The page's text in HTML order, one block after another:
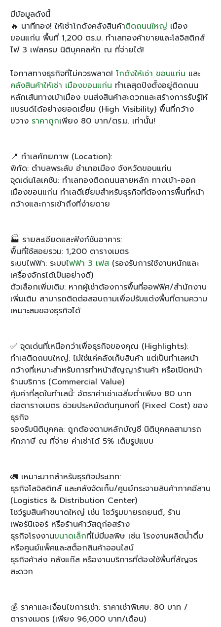
มีข้อมูลดังนี้
🔥 นาทีทอง! ให้เช่าโกดังคลังสินค้าติดถนนใหญ่ เมือง
ขอนแก่น พื้นที่ 1,200 ตร.ม. ทำเลทองค้าขายและโลจิสติกส์
ไฟ 3 เฟสครบ นิติบุคคลหัก ณ ที่จ่ายได้!
โอกาสทางธุรกิจที่ไม่ควรพลาด! โกดังให้เช่า ขอนแก่น และ
คลังสินค้าให้เช่า เมืองขอนแก่น ทำเลสุดปังตั้งอยู่ติดถนน
หลักเส้นทางเข้าเมือง ขนส่งสินค้าสะดวกและสร้างการรับรู้ให้
แบรนด์ได้อย่างยอดเยี่ยม (High Visibility) พื้นที่กว้าง
ขวาง ราคาถูกเพียง 80 บาท/ตร.ม. เท่านั้น!
📍 ทำเลศักยภาพ (Location):
พิกัด: ตำบลพระลับ อำเภอเมือง จังหวัดขอนแก่น
จุดเด่นโลเคชัน: ทำเลทองติดถนนสายหลัก ทางเข้า-ออก
เมืองขอนแก่น ทำเลดีเยี่ยมสำหรับธุรกิจที่ต้องการพื้นที่หน้า
กว้างและการเข้าถึงที่ง่ายดาย
🏭 รายละเอียดและฟังก์ชันอาคาร:
พื้นที่ใช้สอยรวม: 1,200 ตารางเมตร
ระบบไฟฟ้า: ระบบไฟฟ้า 3 เฟส(รองรับการใช้งานหนักและ
เครื่องจักรได้เป็นอย่างดี)
ตัวเลือกเพิ่มเติม: หากผู้เช่าต้องการพื้นที่ออฟฟิศ/สำนักงาน
เพิ่มเติม สามารถติดต่อสอบถามเพื่อปรับแต่งพื้นที่ตามความ
เหมาะสมของธุรกิจได้
✅ จุดเด่นที่เหนือกว่าเพื่อธุรกิจของคุณ (Highlights):
ทำเลติดถนนใหญ่: ไม่ใช่แค่คลังเก็บสินค้า แต่เป็นทำเลหน้า
กว้างที่เหมาะสำหรับการทำหน้าสัญญาร้านค้า หรือเปิดหน้า
ร้านบริการ (Commercial Value)
คุ้มค่าที่สุดในทำเลนี้: อัตราค่าเช่าเฉลี่ยต่ำเพียง 80 บาท
ต่อตารางเมตร ช่วยประหยัดต้นทุนคงที่ (Fixed Cost) ของ
ธุรกิจ
รองรับนิติบุคคล: ถูกต้องตามหลักบัญชี นิติบุคคลสามารถ
หักภาษี ณ ที่จ่าย ค่าเช่าได้ 5% เต็มรูปแบบ
🚛 เหมาะมากสำหรับธุรกิจประเภท:
ธุรกิจโลจิสติกส์ และคลังจัดเก็บ/ศูนย์กระจายสินค้าภาคอีสาน
(Logistics & Distribution Center)
โชว์รูมสินค้าขนาดใหญ่ เช่น โชว์รูมขายรถยนต์, ร้าน
เฟอร์นิเจอร์ หรือร้านค้าวัสดุก่อสร้าง
ธุรกิจโรงงานขนาดเล็กที่ไม่มีมลพิษ เช่น โรงงานผลิตน้ำดื่ม
หรือศูนย์แพ็คและสต็อกสินค้าออนไลน์
ธุรกิจค้าส่ง คลังแก๊ส หรืองานบริการที่ต้องใช้พื้นที่สัญจร
สะดวก
💰 ราคาและเงื่อนไขการเช่า: ราคาเช่าพิเศษ: 80 บาท /
ตารางเมตร (เพียง 96,000 บาท/เดือน)